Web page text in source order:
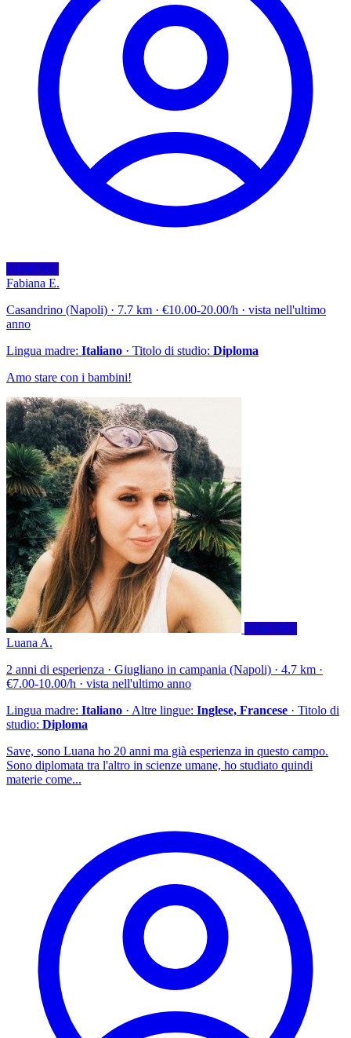
VISIONA
Fabiana E.
Casandrino (Napoli) · 7.7 km · €10.00-20.00/h · vista nell'ultimo
anno
Lingua madre: Italiano · Titolo di studio: Diploma
Amo stare con i bambini!
VISIONA
Luana A.
2 anni di esperienza · Giugliano in campania (Napoli) · 4.7 km ·
€7.00-10.00/h · vista nell'ultimo anno
Lingua madre: Italiano · Altre lingue: Inglese, Francese · Titolo di
studio: Diploma
Save, sono Luana ho 20 anni ma già esperienza in questo campo.
Sono diplomata tra l'altro in scienze umane, ho studiato quindi
materie come...